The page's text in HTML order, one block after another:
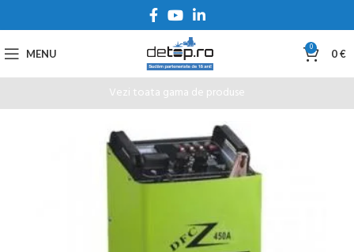
MENU 0 0€
Vezi toata gama de produse